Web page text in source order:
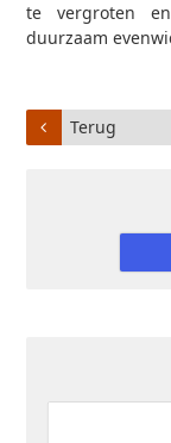
te vergroten
duurzaam
Terug